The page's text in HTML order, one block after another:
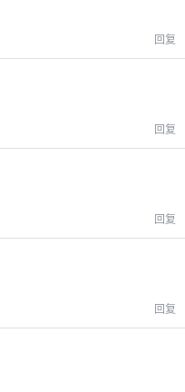
回复
回复
回复
回复